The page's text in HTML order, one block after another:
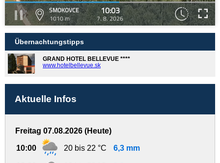
SMOKOVCE
1010 m
10:03
7. 8. 2026
Übernachtungstipps
GRAND HOTEL BELLEVUE ****
www.hotelbellevue.sk
Aktuelle Infos
Freitag 07.08.2026 (Heute)
10:00 20 bis 22 °C 6,3 mm